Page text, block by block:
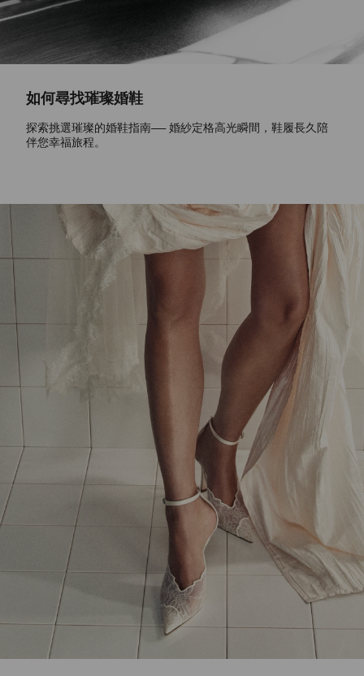
如何尋找璀璨婚鞋
探索挑選璀璨的婚鞋指南—— 婚紗定格高光瞬間，鞋履長久陪
伴您幸福旅程。